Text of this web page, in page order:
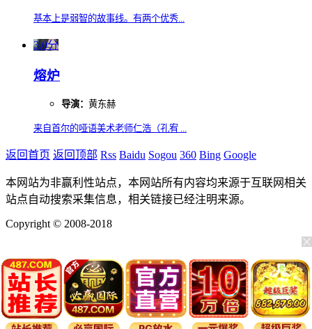
基本上是弱智的故事线。有两个优秀...
3.0分
熔炉
导演： 黄东赫
来自首尔的哑语美术老师仁浩（孔宥 ...
返回首页 返回顶部 Rss Baidu Sogou 360 Bing Google
本网站为非赢利性站点，本网站所有内容均来源于互联网相关
站点自动搜索采集信息，相关链接已经注明来源。
Copyright © 2008-2018